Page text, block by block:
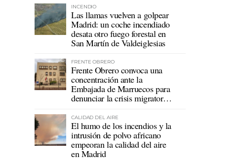
INCENDIO
Las llamas vuelven a golpear
Madrid: un coche incendiado
desata otro fuego forestal en
San Martín de Valdeiglesias
FRENTE OBRERO
Frente Obrero convoca una
concentración ante la
Embajada de Marruecos para
denunciar la crisis migratoria
CALIDAD DEL AIRE
El humo de los incendios y la
intrusión de polvo africano
empeoran la calidad del aire
en Madrid